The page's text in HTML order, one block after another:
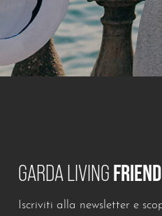
GARDA LIVINGFRIEND
Iscriviti alla newsletter e